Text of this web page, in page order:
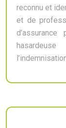
reconnu et
et de